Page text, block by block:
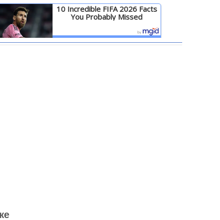
10 Incredible FIFA 2026 Facts
You Probably Missed
Детальніше